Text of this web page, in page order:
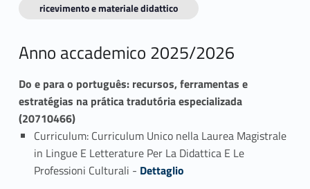
ricevimento e materiale didattico
Anno accademico 2025/2026
Do e para o português: recursos, ferramentas e
estratégias na prática tradutória especializada
(20710466)
Curriculum: Curriculum Unico nella Laurea Magistrale
in Lingue E Letterature Per La Didattica E Le
Professioni Culturali - Link identifier #identifier_person_173379-1
Dettaglio